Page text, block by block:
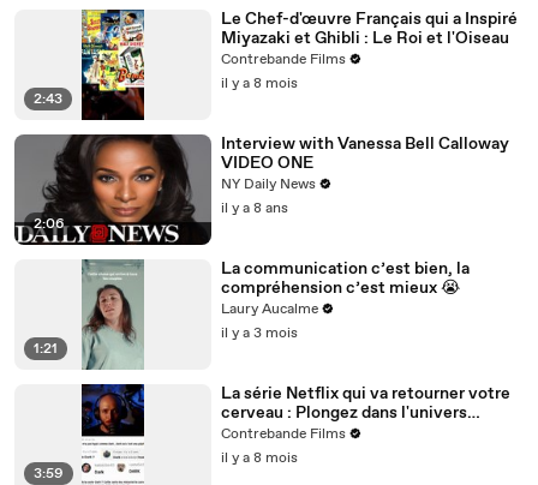
2:43
Le Chef-d'œuvre Français qui a Inspiré
Miyazaki et Ghibli : Le Roi et l'Oiseau
Contrebande Films
il y a 8 mois
2:06
Interview with Vanessa Bell Calloway
VIDEO ONE
NY Daily News
il y a 8 ans
1:21
La communication c’est bien, la
compréhension c’est mieux 😭
Laury Aucalme
il y a 3 mois
3:59
La série Netflix qui va retourner votre
cerveau : Plongez dans l'univers
complexe de DARK
Contrebande Films
il y a 8 mois